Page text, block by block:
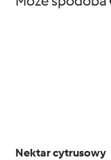
Nektar cytrusowy